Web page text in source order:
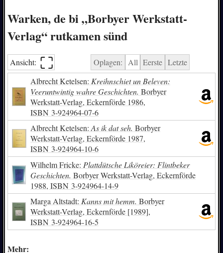
Warken, de bi „Borbyer Werkstatt-
Verlag“ rutkamen sünd
Ansicht: ⛶︎ Oplagen: All Eerste Letzte
Albrecht Ketelsen: Kreihnschiet un Beleven:
Veeruntwintig wahre Geschichten. Borbyer
Werkstatt-Verlag, Eckernförde 1986,
ISBN 3-924964-07-6
Albrecht Ketelsen: As ik dat seh. Borbyer
Werkstatt-Verlag, Eckernförde 1987,
ISBN 3-924964-10-6
Wilhelm Fricke: Plattdütsche Liköreier: Flintbeker
Geschichten. Borbyer Werkstatt-Verlag, Eckernförde
1988,ISBN 3-924964-14-9
Marga Altstadt: Kanns mit hemm. Borbyer
Werkstatt-Verlag, Eckernförde [1989],
ISBN 3-924964-16-5
Mehr: